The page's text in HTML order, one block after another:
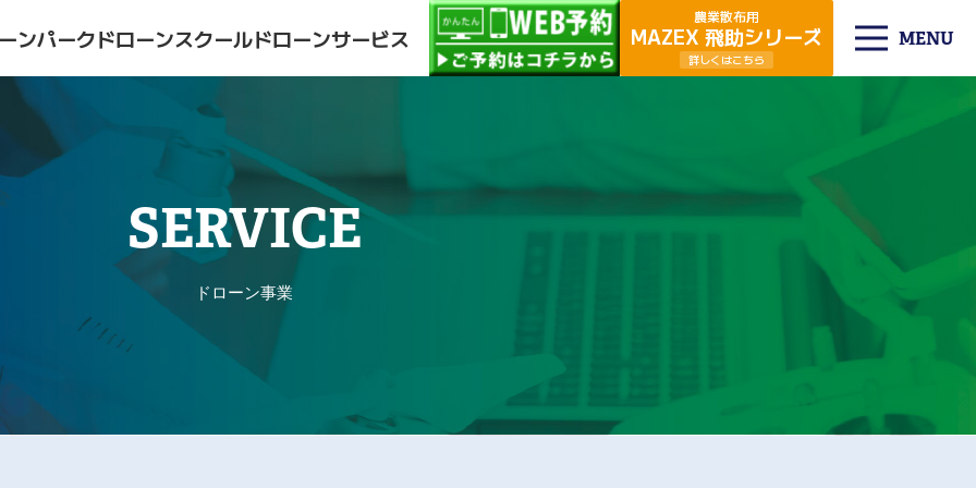
ンパークドローンスクールドローンサービス
農業散布用
MAZEX 飛助シリーズ
詳しくはこちら
MENU
SERVICE
ドローン事業